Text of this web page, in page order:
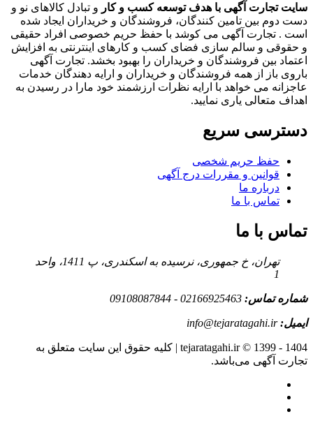
سایت تجارت آگهی با هدف توسعه کسب و کار و تبادل کالاهای نو و
دست دوم بین تامین کنندگان، فروشندگان و خریداران ایجاد شده
است . تجارت آگهی می کوشد با حفظ حریم خصوصی افراد حقیقی
و حقوقی و سالم سازی فضای کسب و کارهای اینترنتی به افزایش
اعتماد بین فروشندگان و خریداران را بهبود بخشد. تجارت آگهی
باروی باز از همه فروشندگان و خریداران و ارایه دهندگان خدمات
عاجزانه می خواهد با ارایه نظرات ارزشمند خود مارا در رسیدن به
اهداف متعالی یاری نمایید.
دسترسی سریع
حفظ حریم شخصی
قوانین و مقررات درج آگهی
درباره ما
تماس با ما
تماس با ما
تهران، خ جمهوری، نرسیده به اسکندری، پ 1411، واحد
1
شماره تماس: 02166925463 - 09108087844
ایمیل:info@tejaratagahi.ir
tejaratagahi.ir © 1399 - 1404 | کلیه حقوق این سایت متعلق به
تجارت آگهی می‌باشد.